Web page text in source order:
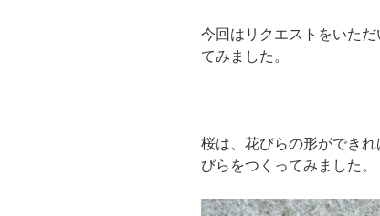
今回はリクエストをいた
てみました。
桜は、花びらの形ができ
びらをつくってみました。